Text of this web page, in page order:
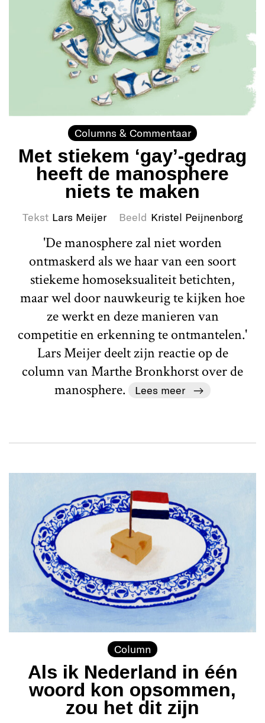
Columns & Commentaar
Met stiekem ‘gay’-gedrag
heeft de manosphere
niets te maken
Tekst Lars Meijer Beeld Kristel Peijnenborg
'De manosphere zal niet worden
ontmaskerd als we haar van een soort
stiekeme homoseksualiteit betichten,
maar wel door nauwkeurig te kijken hoe
ze werkt en deze manieren van
competitie en erkenning te ontmantelen.'
Lars Meijer deelt zijn reactie op de
column van Marthe Bronkhorst over de
manosphere.
Lees meer
Column
Als ik Nederland in één
woord kon opsommen,
zou het dit zijn